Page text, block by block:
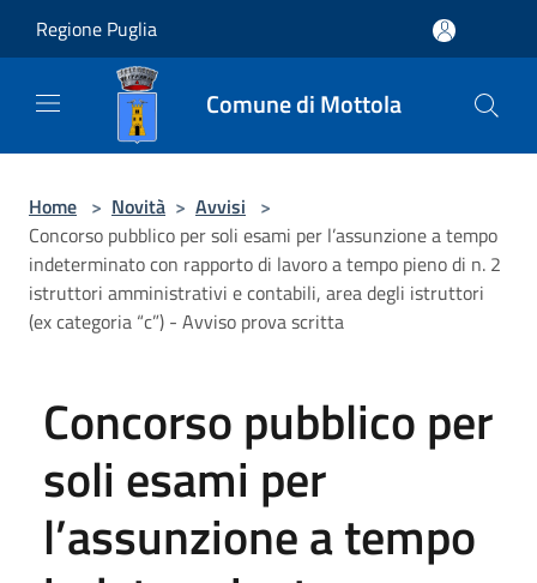
Regione Puglia
Comune di Mottola
Home > Novità > Avvisi >
Concorso pubblico per soli esami per l’assunzione a tempo
indeterminato con rapporto di lavoro a tempo pieno di n. 2
istruttori amministrativi e contabili, area degli istruttori
(ex categoria “c”) - Avviso prova scritta
Concorso pubblico per
soli esami per
l’assunzione a tempo